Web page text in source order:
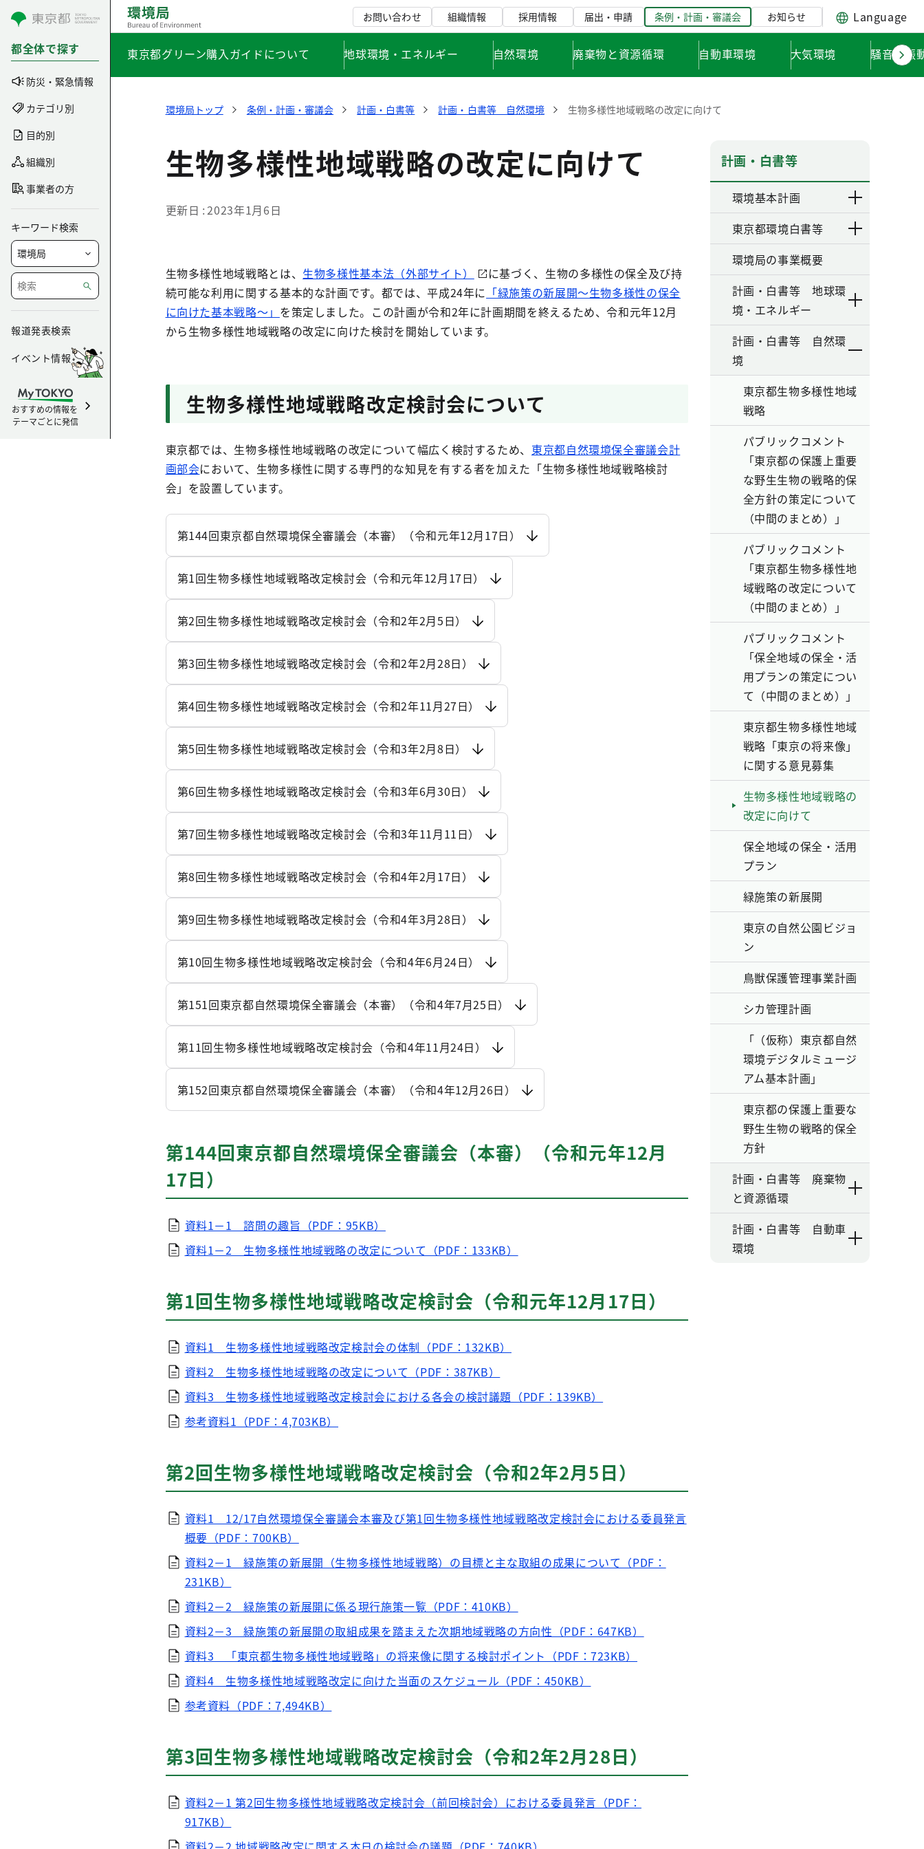
コンテンツにスキップ
都全体で探す
防災・緊急情報
カテゴリ別
目的別
組織別
事業者の方
キーワード検索
報道発表検索
イベント情報
おすすめの情報を
テーマごとに発信
お問い合わせ 組織情報 採用情報 届出・申請 条例・計画・審議会 お知らせ Language
東京都グリーン購入ガイドについて 地球環境・エネルギー 自然環境 廃棄物と資源循環 自動車環境 大気環境 騒音・振
環境局トップ 条例・計画・審議会 計画・白書等 計画・白書等 自然環境 生物多様性地域戦略の改定に向けて
生物多様性地域戦略の改定に向けて
更新日 2023年1月6日
生物多様性地域戦略とは、 生物多様性基本法（外部サイト）
に基づく、生物の多様性の保全及び持
続可能な利用に関する基本的な計画です。都では、平成24年に 「緑施策の新展開～生物多様性の保全
に向けた基本戦略～」 を策定しました。この計画が令和2年に計画期間を終えるため、令和元年12月
から生物多様性地域戦略の改定に向けた検討を開始しています。
生物多様性地域戦略改定検討会について
東京都では、生物多様性地域戦略の改定について幅広く検討するため、 東京都自然環境保全審議会計
画部会において、生物多様性に関する専門的な知見を有する者を加えた「生物多様性地域戦略検討
会」を設置しています。
第144回東京都自然環境保全審議会（本審）（令和元年12月17日）
第1回生物多様性地域戦略改定検討会（令和元年12月17日）
第2回生物多様性地域戦略改定検討会（令和2年2月5日）
第3回生物多様性地域戦略改定検討会（令和2年2月28日）
第4回生物多様性地域戦略改定検討会（令和2年11月27日）
第5回生物多様性地域戦略改定検討会（令和3年2月8日）
第6回生物多様性地域戦略改定検討会（令和3年6月30日）
第7回生物多様性地域戦略改定検討会（令和3年11月11日）
第8回生物多様性地域戦略改定検討会（令和4年2月17日）
第9回生物多様性地域戦略改定検討会（令和4年3月28日）
第10回生物多様性地域戦略改定検討会（令和4年6月24日）
第151回東京都自然環境保全審議会（本審）（令和4年7月25日）
第11回生物多様性地域戦略改定検討会（令和4年11月24日）
第152回東京都自然環境保全審議会（本審）（令和4年12月26日）
第144回東京都自然環境保全審議会（本審）（令和元年12月
17日）
資料1－1 諮問の趣旨（PDF：95KB）
資料1－2 生物多様性地域戦略の改定について（PDF：133KB）
第1回生物多様性地域戦略改定検討会（令和元年12月17日）
資料1 生物多様性地域戦略改定検討会の体制（PDF：132KB）
資料2 生物多様性地域戦略の改定について（PDF：387KB）
資料3 生物多様性地域戦略改定検討会における各会の検討議題（PDF：139KB）
参考資料1（PDF：4,703KB）
第2回生物多様性地域戦略改定検討会（令和2年2月5日）
資料1 12/17自然環境保全審議会本審及び第1回生物多様性地域戦略改定検討会における委員発言
概要（PDF：700KB）
資料2－1 緑施策の新展開（生物多様性地域戦略）の目標と主な取組の成果について（PDF：
231KB）
資料2－2 緑施策の新展開に係る現行施策一覧（PDF：410KB）
資料2－3 緑施策の新展開の取組成果を踏まえた次期地域戦略の方向性（PDF：647KB）
資料3 「東京都生物多様性地域戦略」の将来像に関する検討ポイント（PDF：723KB）
資料4 生物多様性地域戦略改定に向けた当面のスケジュール（PDF：450KB）
参考資料（PDF：7,494KB）
第3回生物多様性地域戦略改定検討会（令和2年2月28日）
資料2－1 第2回生物多様性地域戦略改定検討会（前回検討会）における委員発言（PDF：
917KB）
計画・白書等
環境基本計画
東京都環境白書等
環境局の事業概要
計画・白書等 地球環
境・エネルギー
計画・白書等 自然環
境
東京都生物多様性地域
戦略
パブリックコメント
「東京都の保護上重要
な野生生物の戦略的保
全方針の策定について
（中間のまとめ）」
パブリックコメント
「東京都生物多様性地
域戦略の改定について
（中間のまとめ）」
パブリックコメント
「保全地域の保全・活
用プランの策定につい
て（中間のまとめ）」
東京都生物多様性地域
戦略「東京の将来像」
に関する意見募集
生物多様性地域戦略の
改定に向けて
保全地域の保全・活用
プラン
緑施策の新展開
東京の自然公園ビジョ
ン
鳥獣保護管理事業計画
シカ管理計画
「（仮称）東京都自然
環境デジタルミュージ
アム基本計画」
東京都の保護上重要な
野生生物の戦略的保全
方針
計画・白書等 廃棄物
と資源循環
計画・白書等 自動車
環境